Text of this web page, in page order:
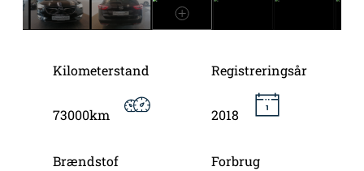
Kilometerstand
73000km
Registreringsår
2018
Brændstof Forbrug